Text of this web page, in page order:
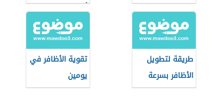
أسبوع
طريقة لتطويل
الأظافر بسرعة
تقوية الأظافر في
يومين